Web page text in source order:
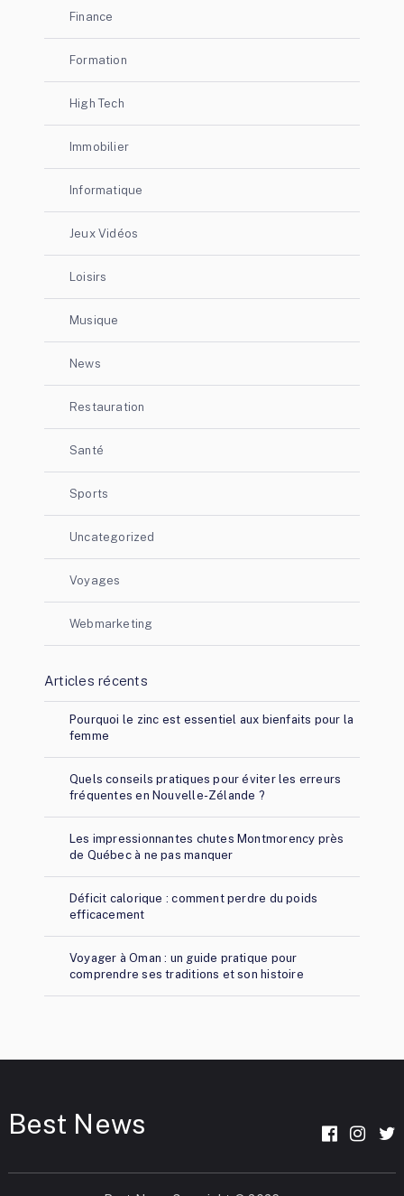
Finance
Formation
High Tech
Immobilier
Informatique
Jeux Vidéos
Loisirs
Musique
News
Restauration
Santé
Sports
Uncategorized
Voyages
Webmarketing
Articles récents
Pourquoi le zinc est essentiel aux bienfaits pour la
femme
Quels conseils pratiques pour éviter les erreurs
fréquentes en Nouvelle-Zélande ?
Les impressionnantes chutes Montmorency près
de Québec à ne pas manquer
Déficit calorique : comment perdre du poids
efficacement
Voyager à Oman : un guide pratique pour
comprendre ses traditions et son histoire
Best News